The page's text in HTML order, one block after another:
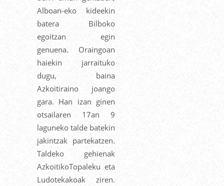
Alboan-eko kideekin
batera Bilboko
egoitzan egin
genuena. Oraingoan
haiekin jarraituko
dugu, baina
Azkoitiraino joango
gara. Han izan ginen
otsailaren 17an 9
laguneko talde batekin
jakintzak partekatzen.
Taldeko gehienak
AzkoitikoTopaleku eta
Ludotekakoak ziren.